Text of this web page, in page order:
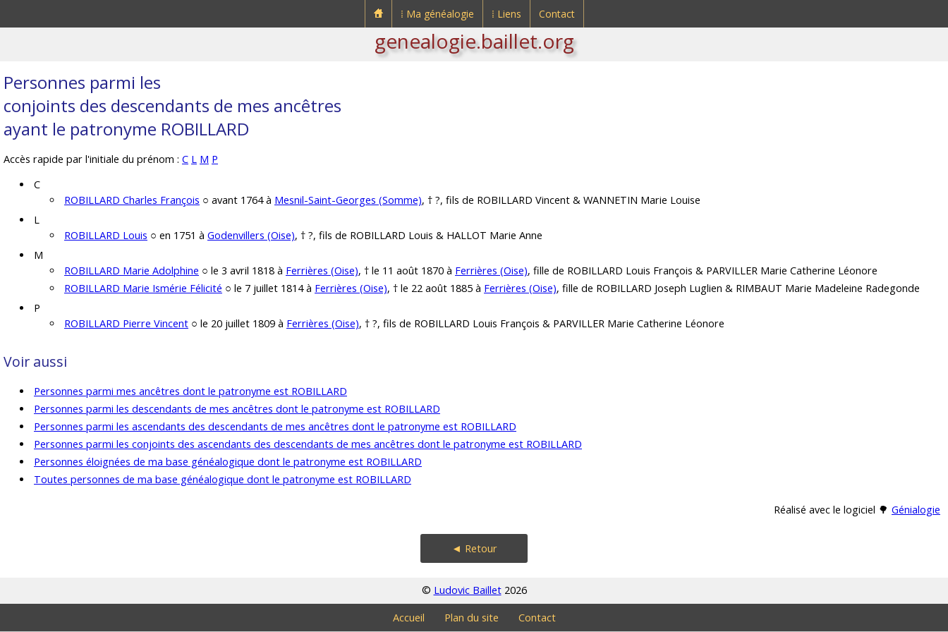
⁞ Ma généalogie ⁞ Liens Contact
genealogie.baillet.org
Personnes parmi les
conjoints des descendants de mes ancêtres
ayant le patronyme ROBILLARD
Accès rapide par l'initiale du prénom : C L M P
C
ROBILLARD Charles François ○ avant 1764 à Mesnil-Saint-Georges (Somme), † ?, fils de ROBILLARD Vincent & WANNETIN Marie Louise
L
ROBILLARD Louis ○ en 1751 à Godenvillers (Oise), † ?, fils de ROBILLARD Louis & HALLOT Marie Anne
M
ROBILLARD Marie Adolphine ○ le 3 avril 1818 à Ferrières (Oise), † le 11 août 1870 à Ferrières (Oise), fille de ROBILLARD Louis François & PARVILLER Marie Catherine Léonore
ROBILLARD Marie Ismérie Félicité ○ le 7 juillet 1814 à Ferrières (Oise), † le 22 août 1885 à Ferrières (Oise), fille de ROBILLARD Joseph Luglien & RIMBAUT Marie Madeleine Radegonde
P
ROBILLARD Pierre Vincent ○ le 20 juillet 1809 à Ferrières (Oise), † ?, fils de ROBILLARD Louis François & PARVILLER Marie Catherine Léonore
Voir aussi
Personnes parmi mes ancêtres dont le patronyme est ROBILLARD
Personnes parmi les descendants de mes ancêtres dont le patronyme est ROBILLARD
Personnes parmi les ascendants des descendants de mes ancêtres dont le patronyme est ROBILLARD
Personnes parmi les conjoints des ascendants des descendants de mes ancêtres dont le patronyme est ROBILLARD
Personnes éloignées de ma base généalogique dont le patronyme est ROBILLARD
Toutes personnes de ma base généalogique dont le patronyme est ROBILLARD
Réalisé avec le logiciel 🌳 Génialogie
◄ Retour
© Ludovic Baillet2026
Accueil Plan du site Contact